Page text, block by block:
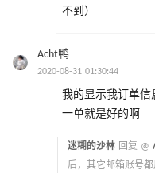
不到）
Acht鸭
2020-08-31 01:30:44
我的显示我订单信
一单就是好的啊
迷糊的沙林 回复 @
后，其它邮箱账号都